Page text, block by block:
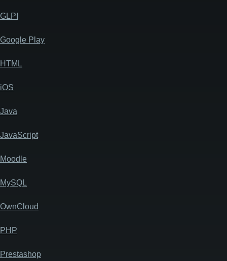
GLPI
Google Play
HTML
iOS
Java
JavaScript
Moodle
MySQL
OwnCloud
PHP
Prestashop